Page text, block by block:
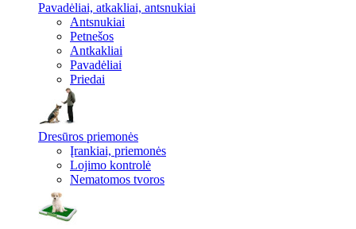
Pavadėliai, atkakliai, antsnukiai
Antsnukiai
Petnešos
Antkakliai
Pavadėliai
Priedai
Dresūros priemonės
Įrankiai, priemonės
Lojimo kontrolė
Nematomos tvoros